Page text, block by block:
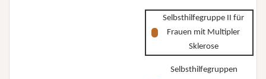
Selbsthilfegruppe II für
Frauen mit Multipler
Sklerose
Selbsthilfegruppen